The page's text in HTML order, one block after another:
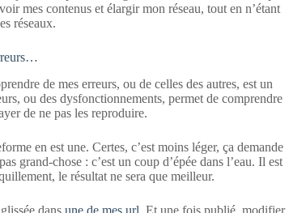
mes contenus et élargir mon réseau, tout en n’étant
réseaux.
de mes erreurs, ou de celles des autres, est un
ou des dysfonctionnements, permet de comprendre
de ne pas les reproduire.
en est une. Certes, c’est moins léger, ça demande
grand-chose : c’est un coup d’épée dans l’eau. Il est
le résultat ne sera que meilleur.
dansune de mes url . Et une fois publié, modifier